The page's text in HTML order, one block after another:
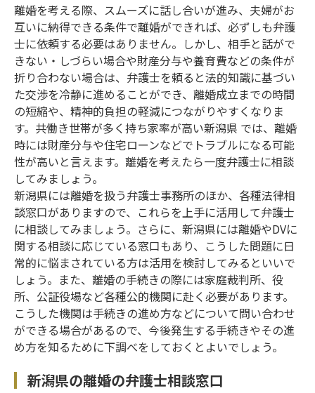
離婚を考える際、スムーズに話し合いが進み、夫婦がお
互いに納得できる条件で離婚ができれば、必ずしも弁護
士に依頼する必要はありません。しかし、相手と話がで
きない・しづらい場合や財産分与や養育費などの条件が
折り合わない場合は、弁護士を頼ると法的知識に基づい
た交渉を冷静に進めることができ、離婚成立までの時間
の短縮や、精神的負担の軽減につながりやすくなりま
す。共働き世帯が多く持ち家率が高い新潟県 では、離婚
時には財産分与や住宅ローンなどでトラブルになる可能
性が高いと言えます。離婚を考えたら一度弁護士に相談
してみましょう。
新潟県には離婚を扱う弁護士事務所のほか、各種法律相
談窓口がありますので、これらを上手に活用して弁護士
に相談してみましょう。さらに、新潟県には離婚やDVに
関する相談に応じている窓口もあり、こうした問題に日
常的に悩まされている方は活用を検討してみるといいで
しょう。また、離婚の手続きの際には家庭裁判所、役
所、公証役場など各種公的機関に赴く必要があります。
こうした機関は手続きの進め方などについて問い合わせ
ができる場合があるので、今後発生する手続きやその進
め方を知るために下調べをしておくとよいでしょう。
新潟県の離婚の弁護士相談窓口